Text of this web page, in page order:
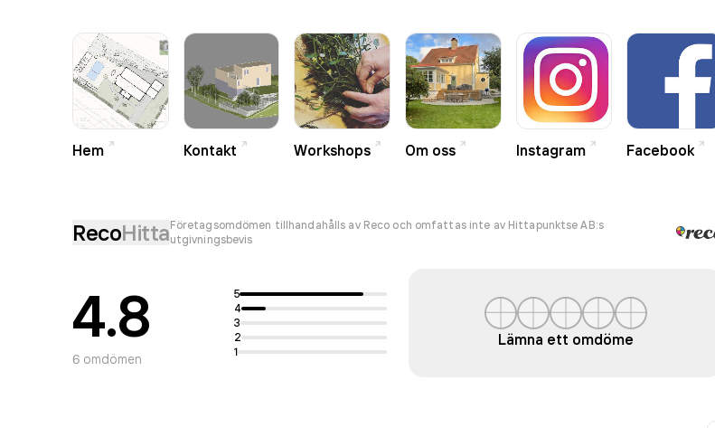
Hem Kontakt Workshops Om oss Instagram Facebook
RecoHittaFöretagsomdömen tillhandahålls av Reco och omfattas inte av Hittapunktse AB:s
utgivningsbevis
4.8
6 omdömen
5
4
3
2
1
Lämna ett omdöme